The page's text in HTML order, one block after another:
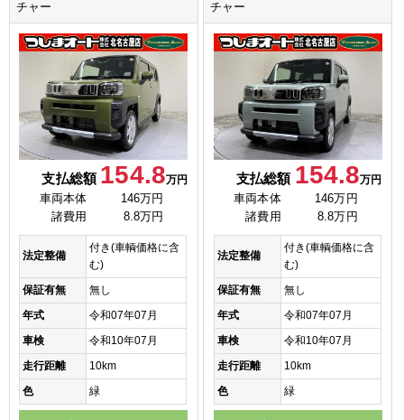
チャー
支払総額 154.8万円
車両本体
146万円
諸費用
8.8万円
法定整備
付き(車輌価格に含
む)
保証有無
無し
年式
令和07年07月
車検
令和10年07月
走行距離
10km
色
緑
チャー
支払総額 154.8万円
車両本体
146万円
諸費用
8.8万円
法定整備
付き(車輌価格に含
む)
保証有無
無し
年式
令和07年07月
車検
令和10年07月
走行距離
10km
色
緑